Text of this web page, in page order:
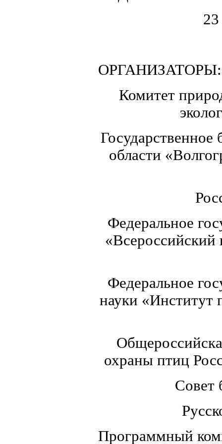
ОРГАНИЗАТОРЫ:
Комитет
области
Федеральное
«Всероссийский
Федеральное
науки
охраны птиц
Совет
Программный